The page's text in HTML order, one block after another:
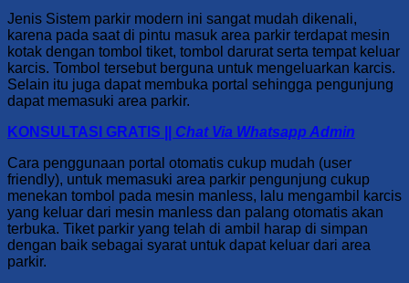
Jenis Sistem parkir modern ini sangat mudah dikenali,
karena pada saat di pintu masuk area parkir terdapat mesin
kotak dengan tombol tiket, tombol darurat serta tempat keluar
karcis. Tombol tersebut berguna untuk mengeluarkan karcis.
Selain itu juga dapat membuka portal sehingga pengunjung
dapat memasuki area parkir.
KONSULTASI GRATIS || Chat Via Whatsapp Admin
Cara penggunaan portal otomatis cukup mudah (user
friendly), untuk memasuki area parkir pengunjung cukup
menekan tombol pada mesin manless, lalu mengambil karcis
yang keluar dari mesin manless dan palang otomatis akan
terbuka. Tiket parkir yang telah di ambil harap di simpan
dengan baik sebagai syarat untuk dapat keluar dari area
parkir.